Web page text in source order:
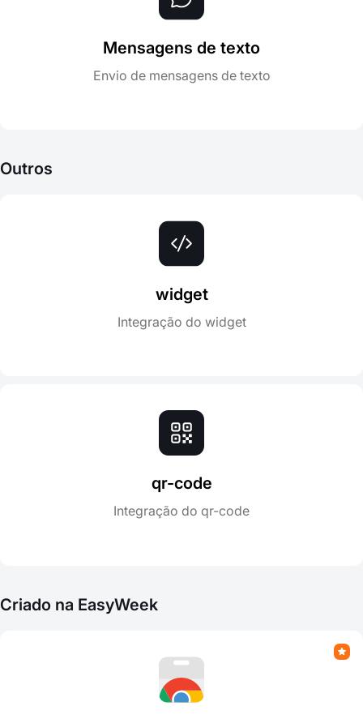
Mensagens de texto
Envio de mensagens de texto
Outros
widget
Integração do widget
qr-code
Integração do qr-code
Criado na EasyWeek